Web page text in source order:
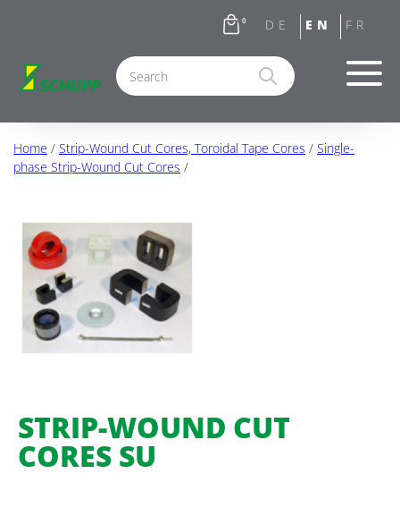
0
Home / Strip-Wound Cut Cores, Toroidal Tape Cores / Single-
phase Strip-Wound Cut Cores /
STRIP-WOUND CUT
CORES SU